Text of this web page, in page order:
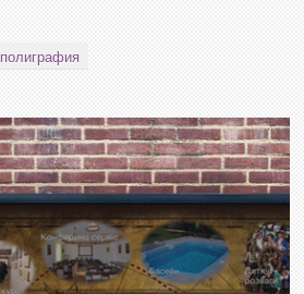
полиграфия